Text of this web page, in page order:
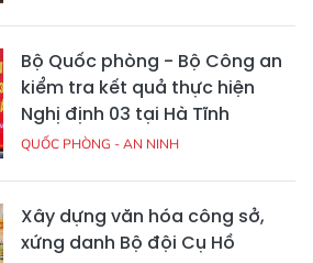
Bộ Quốc phòng - Bộ Công an
kiểm tra kết quả thực hiện
Nghị định 03 tại Hà Tĩnh
QUỐC PHÒNG - AN NINH
Xây dựng văn hóa công sở,
xứng danh Bộ đội Cụ Hồ